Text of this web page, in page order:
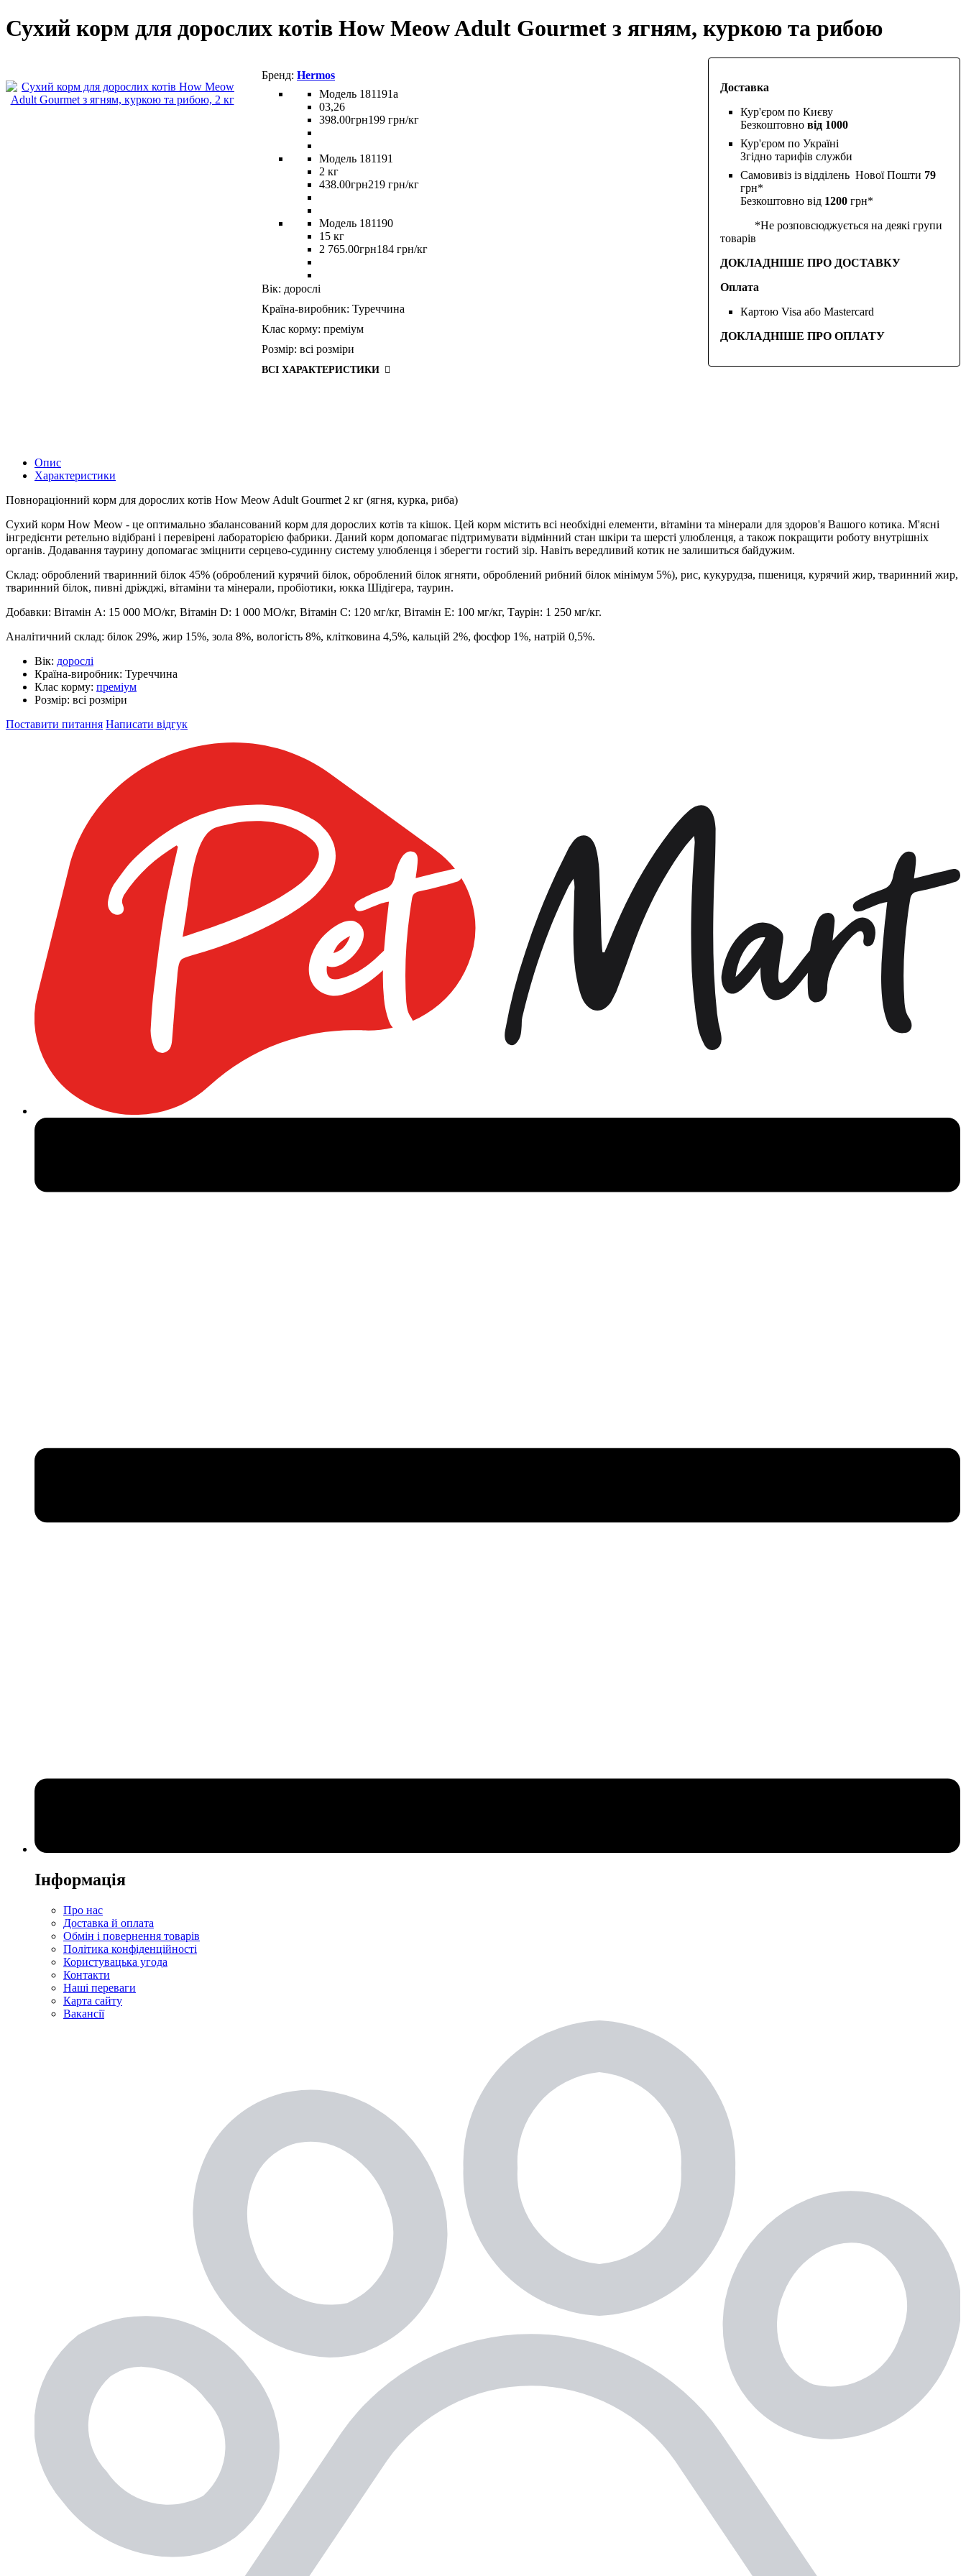
Сухий корм для дорослих котів How Meow Adult Gourmet з ягням, куркою та рибою
Доставка
Кур'єром по Києву
Безкоштовно від 1000
Кур'єром по Україні
Згідно тарифів служби
Самовивіз із відділень Нової Пошти 79
грн*
Безкоштовно від 1200 грн*
*Не розповсюджується на деякі групи
товарів
ДОКЛАДНІШЕ ПРО ДОСТАВКУ
Оплата
Картою Visa або Mastercard
ДОКЛАДНІШЕ ПРО ОПЛАТУ
Hermos
181191а
03,26
398.00грн199 грн/кг
181191
2 кг
438.00грн219 грн/кг
181190
15 кг
2 765.00грн184 грн/кг
Вік: дорослі
Країна-виробник: Туреччина
Клас корму: преміум
Розмір: всі розміри
ВСІ ХАРАКТЕРИСТИКИ
Опис
Характеристики
Повнораціонний корм для дорослих котів How Meow Adult Gourmet 2 кг (ягня, курка, риба)
Сухий корм How Meow - це оптимально збалансований корм для дорослих котів та кішок. Цей корм містить всі необхідні елементи, вітаміни та мінерали для здоров'я Вашого котика. М'ясні
інгредієнти ретельно відібрані і перевірені лабораторією фабрики. Даний корм допомагає підтримувати відмінний стан шкіри та шерсті улюбленця, а також покращити роботу внутрішніх
органів. Додавання таурину допомагає зміцнити серцево-судинну систему улюбленця і зберегти гостий зір. Навіть вередливий котик не залишиться байдужим.
Склад: оброблений тваринний білок 45% (оброблений курячий білок, оброблений білок ягняти, оброблений рибний білок мінімум 5%), рис, кукурудза, пшениця, курячий жир, тваринний жир,
тваринний білок, пивні дріжджі, вітаміни та мінерали, пробіотики, юкка Шідігера, таурин.
Добавки: Вітамін А: 15 000 МО/кг, Вітамін D: 1 000 МО/кг, Вітамін С: 120 мг/кг, Вітамін Е: 100 мг/кг, Таурін: 1 250 мг/кг.
Аналітичний склад: білок 29%, жир 15%, зола 8%, вологість 8%, клітковина 4,5%, кальцій 2%, фосфор 1%, натрій 0,5%.
Вік: дорослі
Країна-виробник: Туреччина
Клас корму: преміум
Розмір: всі розміри
Поставити питання Написати відгук
Інформація
Про нас
Доставка й оплата
Обмін і повернення товарів
Політика конфіденційності
Користувацька угода
Контакти
Наші переваги
Карта сайту
Вакансії